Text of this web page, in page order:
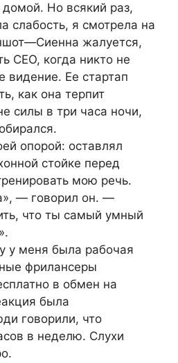
домой. Но всякий раз,
слабость, я смотрела на
жалуется,
CEO, когда никто не
видение. Ее стартап
как она терпит
силы в три часа ночи,
опорой: оставлял
стойке перед
мою речь.
— говорил он. —
что ты самый умный
у меня была рабочая
фрилансеры
в обмен на
была
говорили, что
в неделю. Слухи